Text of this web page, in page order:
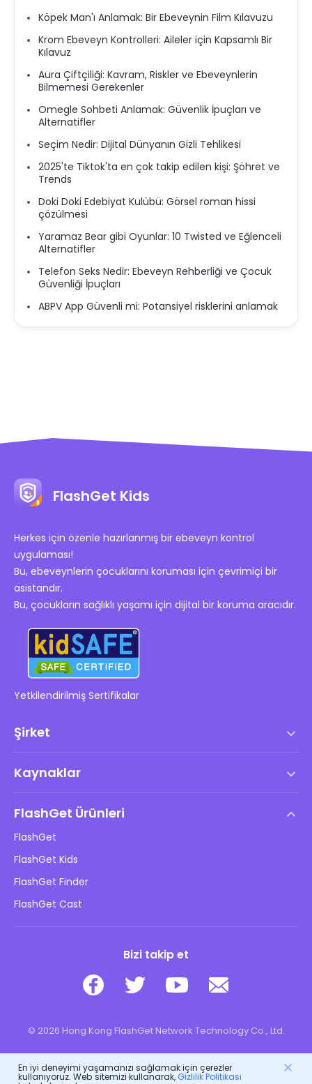
Köpek Man'ı Anlamak: Bir Ebeveynin Film Kılavuzu
Krom Ebeveyn Kontrolleri: Aileler için Kapsamlı Bir
Kılavuz
Aura Çiftçiliği: Kavram, Riskler ve Ebeveynlerin
Bilmemesi Gerekenler
Omegle Sohbeti Anlamak: Güvenlik İpuçları ve
Alternatifler
Seçim Nedir: Dijital Dünyanın Gizli Tehlikesi
2025'te Tiktok'ta en çok takip edilen kişi: Şöhret ve
Trends
Doki Doki Edebiyat Kulübü: Görsel roman hissi
çözülmesi
Yaramaz Bear gibi Oyunlar: 10 Twisted ve Eğlenceli
Alternatifler
Telefon Seks Nedir: Ebeveyn Rehberliği ve Çocuk
Güvenliği İpuçları
ABPV App Güvenli mi: Potansiyel risklerini anlamak
FlashGet Kids
Herkes için özenle hazırlanmış bir ebeveyn kontrol
uygulaması!
Bu, ebeveynlerin çocuklarını koruması için çevrimiçi bir
asistandır.
Bu, çocukların sağlıklı yaşamı için dijital bir koruma aracıdır.
Yetkilendirilmiş Sertifikalar
Şirket
DMCA Politikası
Gizlilik Politikası
Reklam Politikaları
Bilgilerimi Satma
Kaynaklar
Blog
Çocukların Çevrimiçi Güvenliği
İndir
FlashGet Ürünleri
FlashGet
FlashGet Kids
FlashGet Finder
FlashGet Cast
Bizi takip et
© 2026 Hong Kong FlashGet Network Technology Co., Ltd.
En iyi deneyimi yaşamanızı sağlamak için çerezler
kullanıyoruz. Web sitemizi kullanarak, Gizlilik Politikası